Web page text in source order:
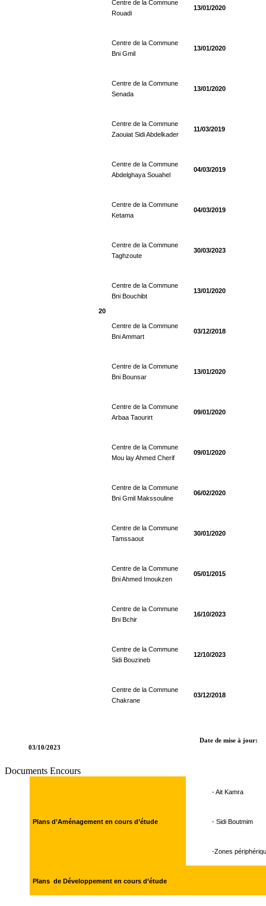
20
Centre de la Commune
Rouadi
13/01/2020
Centre de la Commune
Bni Gmil
13/01/2020
Centre de la Commune
Senada
13/01/2020
Centre de la Commune
Zaouiat Sidi Abdelkader
11/03/2019
Centre de la Commune
Abdelghaya Souahel
04/03/2019
Centre de la Commune
Ketama
04/03/2019
Centre de la Commune
Taghzoute
30/03/2023
Centre de la Commune
Bni Bouchibt
13/01/2020
Centre de la Commune
Bni Ammart
03/12/2018
Centre de la Commune
Bni Bounsar
13/01/2020
Centre de la Commune
Arbaa Taourirt
09/01/2020
Centre de la Commune
Mou lay Ahmed Cherif
09/01/2020
Centre de la Commune
Bni Gmil Makssouline
06/02/2020
Centre de la Commune
Tamssaout
30/01/2020
Centre de la Commune
Bni Ahmed Imoukzen
05/01/2015
Centre de la Commune
Bni Bchir
16/10/2023
Centre de la Commune
Sidi Bouzineb
12/10/2023
Centre de la Commune
Chakrane
03/12/2018
Date de mise à jour:
03/10/2023
Documents Encours
Plans d’Aménagement en cours d’étude
- Ait Kamra
- Sidi Boutmim
-Zones périphériques
Plans de Développement en cours d’étude